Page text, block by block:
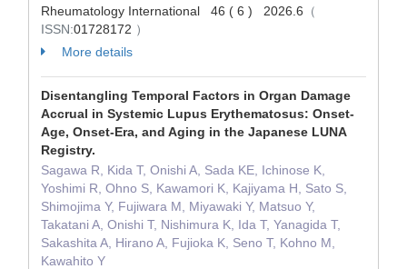
Rheumatology International 46 ( 6 ) 2026.6 （
ISSN:01728172 ）
More details
Disentangling Temporal Factors in Organ Damage
Accrual in Systemic Lupus Erythematosus: Onset-
Age, Onset-Era, and Aging in the Japanese LUNA
Registry.
Sagawa R, Kida T, Onishi A, Sada KE, Ichinose K,
Yoshimi R, Ohno S, Kawamori K, Kajiyama H, Sato S,
Shimojima Y, Fujiwara M, Miyawaki Y, Matsuo Y,
Takatani A, Onishi T, Nishimura K, Ida T, Yanagida T,
Sakashita A, Hirano A, Fujioka K, Seno T, Kohno M,
Kawahito Y